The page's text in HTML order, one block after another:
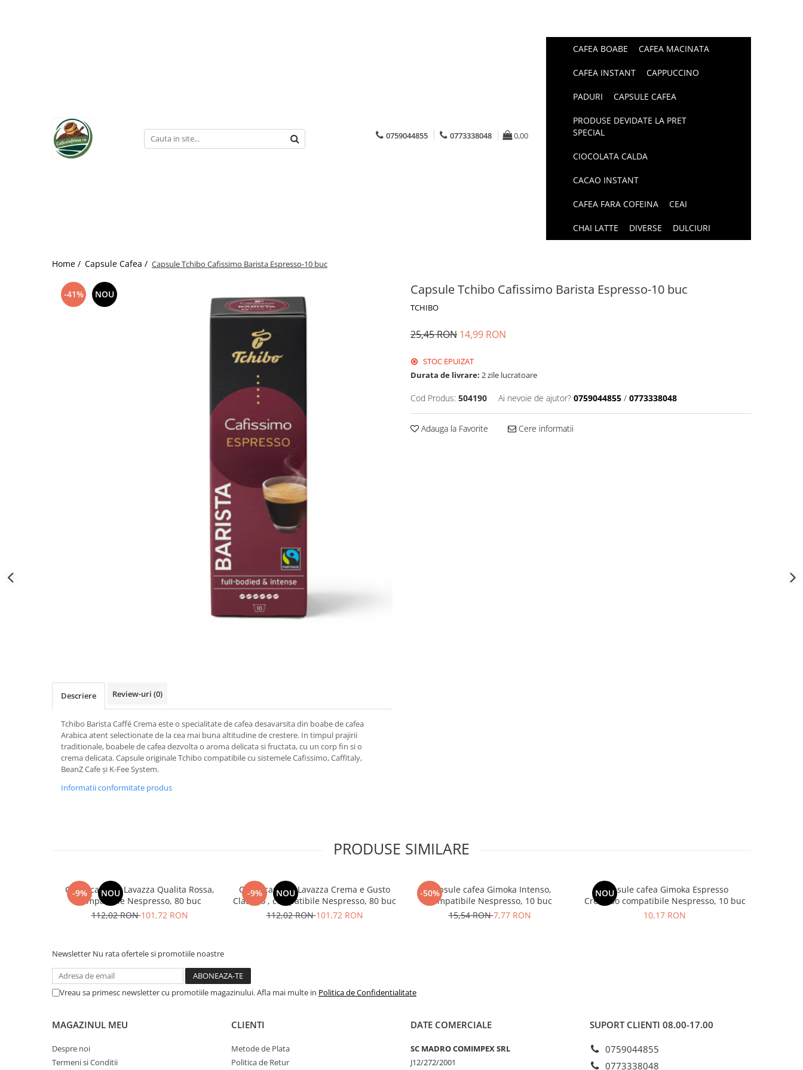
0759044855 0773338048 0,00
CAFEA BOABE CAFEA MACINATA
CAFEA INSTANT CAPPUCCINO
PADURI CAPSULE CAFEA
PRODUSE DEVIDATE LA PRET
SPECIAL
CIOCOLATA CALDA
CACAO INSTANT
CAFEA FARA COFEINA CEAI
CHAI LATTE DIVERSE DULCIURI
Home / Capsule Cafea / Capsule Tchibo Cafissimo Barista Espresso-10 buc
-41% NOU Capsule Tchibo Cafissimo Barista Espresso-10 buc
TCHIBO
25,45 RON 14,99 RON
STOC EPUIZAT
Durata de livrare: 2 zile lucratoare
Cod Produs: 504190 Ai nevoie de ajutor? 0759044855 / 0773338048
Adauga la Favorite Cere informatii
Descriere Review-uri (0)
Tchibo Barista Caffé Crema este o specialitate de cafea desavarsita din boabe de cafea
Arabica atent selectionate de la cea mai buna altitudine de crestere. In timpul prajirii
traditionale, boabele de cafea dezvolta o aroma delicata si fructata, cu un corp fin si o
crema delicata. Capsule originale Tchibo compatibile cu sistemele Cafissimo, Caffitaly,
BeanZ Cafe și K-Fee System.
Informatii conformitate produs
PRODUSE SIMILARE
-9% NOU
Cafea capsule Lavazza Qualita Rossa,
compatibile Nespresso, 80 buc
112,02 RON101,72 RON
-9% NOU
Cafea capsule Lavazza Crema e Gusto
Classico , compatibile Nespresso, 80 buc
112,02 RON101,72 RON
-50%
Capsule cafea Gimoka Intenso,
Compatibile Nespresso, 10 buc
15,54 RON7,77 RON
NOU
Capsule cafea Gimoka Espresso
Cremoso compatibile Nespresso, 10 buc
10,17 RON
Newsletter Nu rata ofertele si promotiile noastre
Vreau sa primesc newsletter cu promotiile magazinului. Afla mai multe in Politica de Confidentialitate
MAGAZINUL MEU
Despre noi
Termeni si Conditii
CLIENTI
Metode de Plata
Politica de Retur
DATE COMERCIALE
SC MADRO COMIMPEX SRL
J12/272/2001
SUPORT CLIENTI 08.00-17.00
0759044855
0773338048